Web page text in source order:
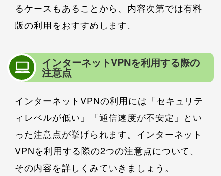
るケースもあることから、内容次第では有料
版の利用をおすすめします。
インターネットVPNを利用する際の
注意点
インターネットVPNの利用には「セキュリテ
ィレベルが低い」「通信速度が不安定」とい
った注意点が挙げられます。インターネット
VPNを利用する際の2つの注意点について、
その内容を詳しくみていきましょう。